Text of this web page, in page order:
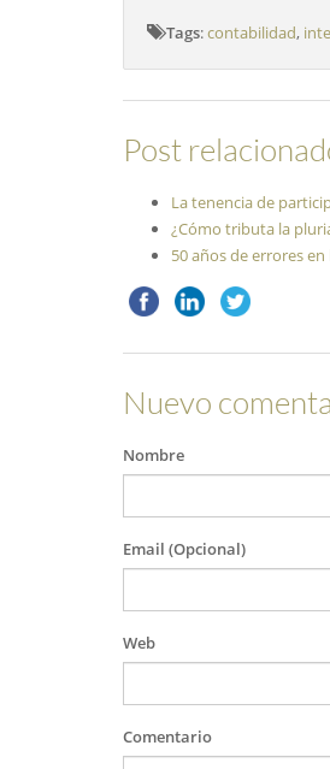
Tags:contabilidad,
Post
La tenencia de
¿Cómo tributa la
50 años de errores
Nuevo
Nombre
Email (Opcional)
Web
Comentario